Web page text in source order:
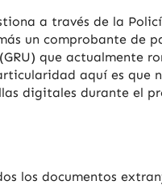
a través de la
un comprobante de
que actualmente
aquí es que
digitales durante el
los documentos